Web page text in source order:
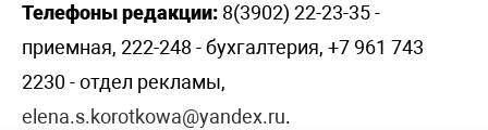
Телефоны редакции: 8(3902) 22-23-35 -
приемная, 222-248 - бухгалтерия, +7 961 743
2230 - отдел рекламы,
elena.s.korotkowa@yandex.ru.